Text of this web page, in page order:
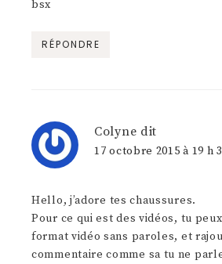
bsx
RÉPONDRE
Colyne dit
17 octobre 2015 à 19 h
Hello, j’adore tes chaussures.
Pour ce qui est des vidéos, tu
format vidéo sans paroles, et
commentaire comme sa tu ne